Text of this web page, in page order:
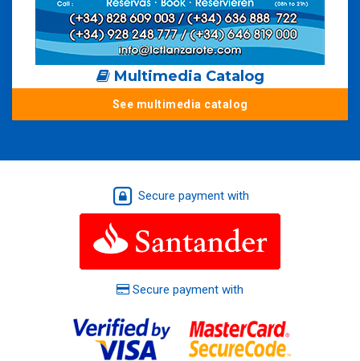
Multimedia Catalog
See multimedia catalog
Secure payment with
Secure payment with